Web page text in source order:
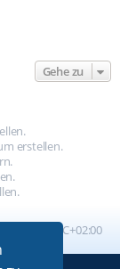
Gehe zu
erstellen.
UTC+02:00